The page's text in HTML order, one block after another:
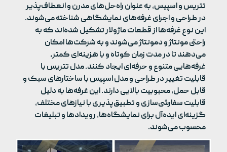
تتریس و اسپیس، به عنوان راه‌حل‌های مدرن و انعطاف‌پذیر
در طراحی و اجرای غرفه‌های نمایشگاهی شناخته می‌شوند.
این نوع غرفه‌ها از قطعات ماژولار تشکیل شده‌اند که به
راحتی مونتاژ و دمونتاژ می‌شوند و به شرکت‌ها امکان
می‌دهند تا در مدت زمان کوتاه و با هزینه‌ای کمتر،
غرفه‌هایی متنوع و حرفه‌ای ایجاد کنند. مدل تتریس با
قابلیت تغییر در طراحی و مدل اسپیس با ساختارهای سبک و
قابل حمل، محبوبیت بالایی دارند. این غرفه‌ها به دلیل
قابلیت سفارشی‌سازی و تطبیق‌پذیری با نیازهای مختلف،
گزینه‌ای ایده‌آل برای نمایشگاه‌ها، رویدادها و تبلیغات
محسوب می‌شوند.